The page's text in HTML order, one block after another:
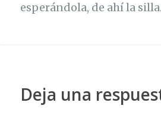
esperándola, de ahí la silla.
Deja una